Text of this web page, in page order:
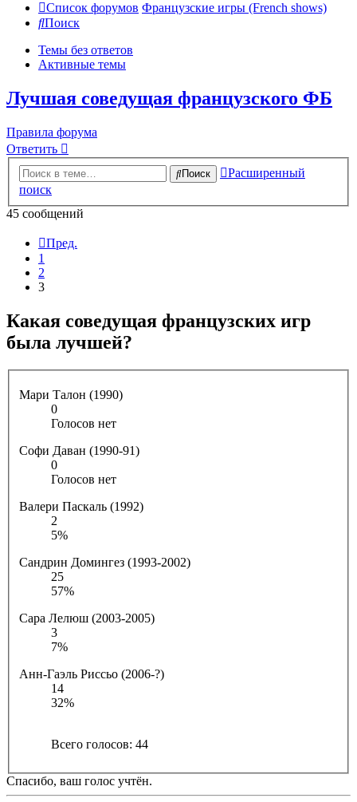
Список форумов Французские игры (French shows)
Поиск
Темы без ответов
Активные темы
Лучшая соведущая французского ФБ
Правила форума
Ответить
Поиск
Расширенный
поиск
45 сообщений
Пред.
1
2
3
Какая соведущая французских игр
была лучшей?
Мари Талон (1990)
0
Голосов нет
Софи Даван (1990-91)
0
Голосов нет
Валери Паскаль (1992)
2
5%
Сандрин Домингез (1993-2002)
25
57%
Сара Лелюш (2003-2005)
3
7%
Анн-Гаэль Риссьо (2006-?)
14
32%
Всего голосов: 44
Спасибо, ваш голос учтён.